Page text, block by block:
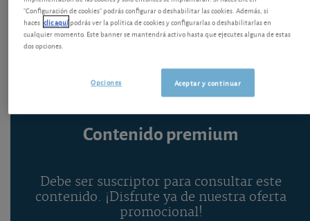
una derrama, en función de la antigüedad del
edificio.
Contenido premium
Debe ser suscriptor para consultar este
contenido. ¡Disfrute ya de nuestra oferta
promocional!
"Configuración de cookies" podrás configurar o deshabilitar las cookies. Además, si
haces clic aquípodrás ver la política de cookies y configurarlas o deshabilitarlas en
cualquier momento. Este banner se mantendrá activo hasta que ejecutes alguna de estas
dos opciones.
Aceptar y continuar
Opciones